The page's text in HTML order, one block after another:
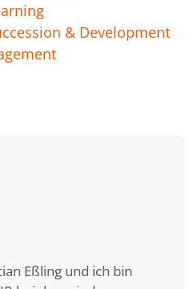
& Development
Eßling und ich bin